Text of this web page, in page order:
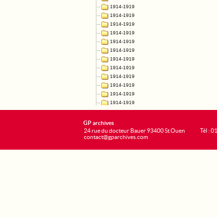
GP archives
24 rue du docteur Bauer 93400 St Ouen
contact@gparchives.com
Tél :